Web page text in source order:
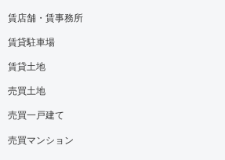
賃店舗・賃事務所
賃貸駐車場
賃貸土地
売買土地
売買一戸建て
売買マンション